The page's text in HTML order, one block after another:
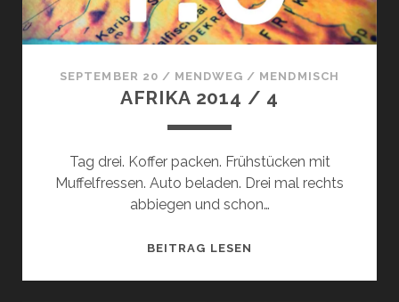
SEPTEMBER 20 / MENDWEG / MENDMISCH
AFRIKA 2014 / 4
Tag drei. Koffer packen. Frühstücken mit
Muffelfressen. Auto beladen. Drei mal rechts
abbiegen und schon…
BEITRAG LESEN